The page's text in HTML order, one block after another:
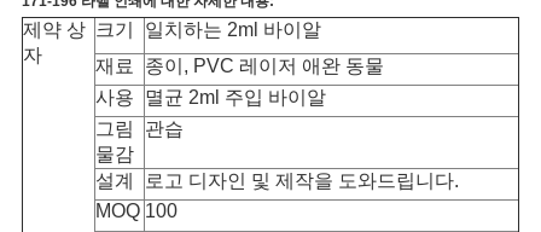
제약 상
자
크기
일치하는 2ml 바이알
재료
종이, PVC 레이저 애완 동물
사용
멸균 2ml 주입 바이알
그림
물감
관습
설계
로고 디자인 및 제작을 도와드립니다.
MOQ 100